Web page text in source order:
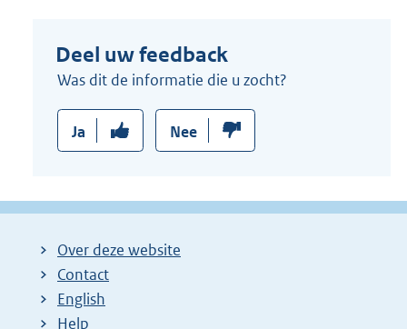
l
i
:
Deel uw feedback
Was dit de informatie die u zocht?
Ja Nee
Over deze website
Contact
English
Help